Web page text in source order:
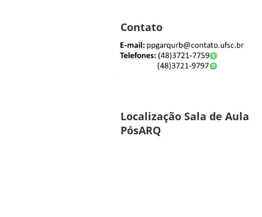
Contato
Localização Sala de Aula
PósARQ